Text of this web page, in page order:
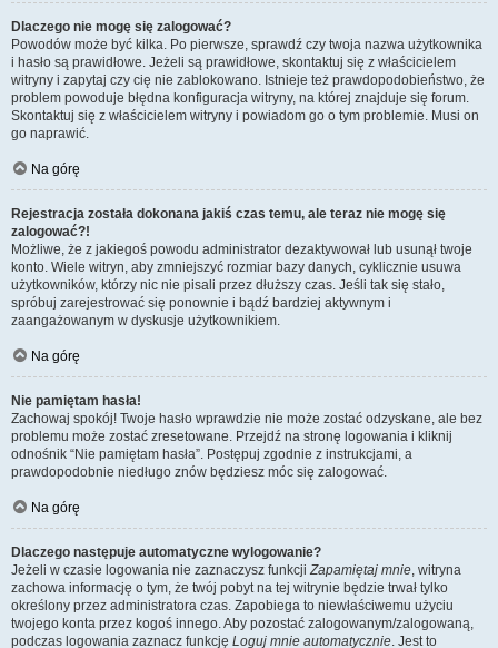
Dlaczego nie mogę się zalogować?
Powodów może być kilka. Po pierwsze, sprawdź czy twoja nazwa użytkownika
i hasło są prawidłowe. Jeżeli są prawidłowe, skontaktuj się z właścicielem
witryny i zapytaj czy cię nie zablokowano. Istnieje też prawdopodobieństwo, że
problem powoduje błędna konfiguracja witryny, na której znajduje się forum.
Skontaktuj się z właścicielem witryny i powiadom go o tym problemie. Musi on
go naprawić.
Na górę
Rejestracja została dokonana jakiś czas temu, ale teraz nie mogę się
zalogować?!
Możliwe, że z jakiegoś powodu administrator dezaktywował lub usunął twoje
konto. Wiele witryn, aby zmniejszyć rozmiar bazy danych, cyklicznie usuwa
użytkowników, którzy nic nie pisali przez dłuższy czas. Jeśli tak się stało,
spróbuj zarejestrować się ponownie i bądź bardziej aktywnym i
zaangażowanym w dyskusje użytkownikiem.
Na górę
Nie pamiętam hasła!
Zachowaj spokój! Twoje hasło wprawdzie nie może zostać odzyskane, ale bez
problemu może zostać zresetowane. Przejdź na stronę logowania i kliknij
odnośnik “Nie pamiętam hasła”. Postępuj zgodnie z instrukcjami, a
prawdopodobnie niedługo znów będziesz móc się zalogować.
Na górę
Dlaczego następuje automatyczne wylogowanie?
Jeżeli w czasie logowania nie zaznaczysz funkcjiZapamiętaj mnie, witryna
zachowa informację o tym, że twój pobyt na tej witrynie będzie trwał tylko
określony przez administratora czas. Zapobiega to niewłaściwemu użyciu
twojego konta przez kogoś innego. Aby pozostać zalogowanym/zalogowaną,
podczas logowania zaznacz funkcję Loguj mnie automatycznie. Jest to